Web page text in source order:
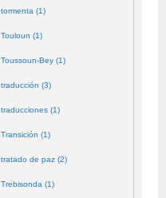
tormenta (1)
Touloun (1)
Toussoun-Bey (1)
traducción (3)
traducciones (1)
Transición (1)
tratado de paz (2)
Trebisonda (1)